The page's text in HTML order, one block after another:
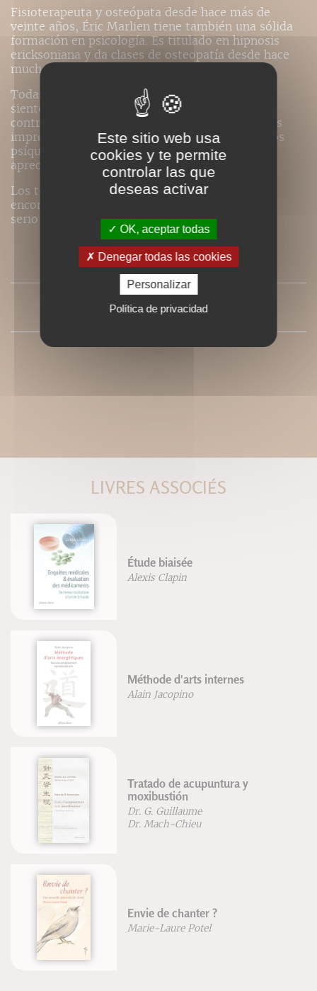
Fisioterapeuta y osteópata desde hace más de
veinte años, Éric Marlien tiene también una sólida
formación en psicología. Es titulado en hipnosis
ericksoniana y da clases de osteopatía desde hace
muchos años.
Todas las personas que sufren de estrés, que
sienten su vida como una sucesión de
contratiempos –contratiempos externos por los
imprevistos de la vida moderna o contratiempos
psíquicos internos fruto del pasado personal‑
apreciarán la claridad y eficacia del método.
Los terapeutas y los profesionales sanitarios
encontrarán en
serio y completo para ayudar a sus pacientes.
PRESSE
MÉDIA
LIVRES ASSOCIÉS
Étude biaisée
Alexis Clapin
Méthode d'arts internes
Alain Jacopino
Tratado de acupuntura y
moxibustión
Dr. G. Guillaume
Dr. Mach-Chieu
Envie de chanter ?
Marie-Laure Potel
Este sitio web usa
cookies y te permite
controlar las que
deseas activar
OK, aceptar todas
Denegar todas las cookies
Personalizar
Política de privacidad